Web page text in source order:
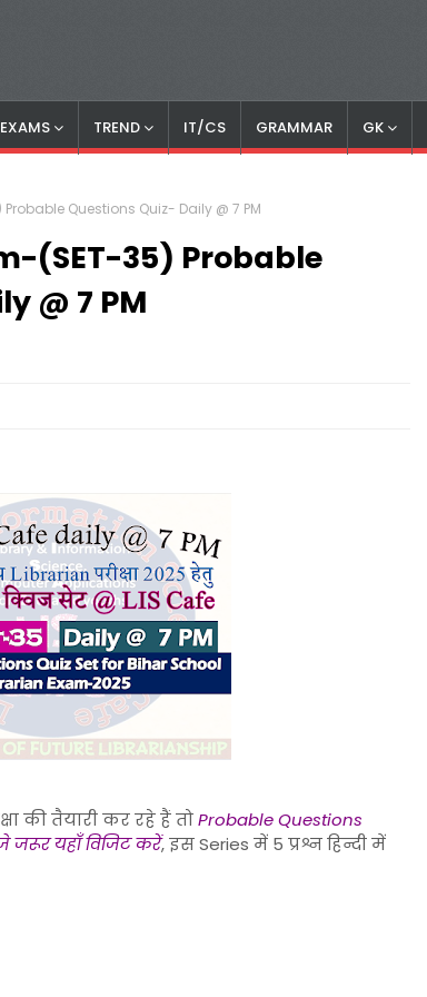
TREND IT/CS GRAMMAR GK
Questions Quiz- Daily @ 7 PM
(SET-35) Probable
@ 7 PM
की तैयारी कर रहे हैं तोProbable Questions
जरूर यहाँ विजिट करें, इस Series में 5 प्रश्न हिन्दी में